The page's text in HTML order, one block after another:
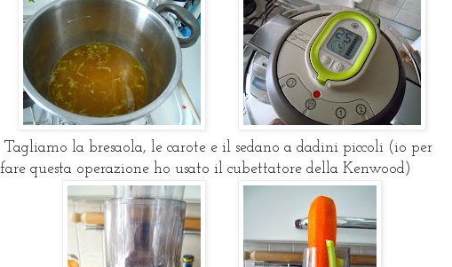
Tagliamo la bresaola, le carote e il sedano a dadini piccoli (io per
fare questa operazione ho usato il cubettatore della Kenwood)